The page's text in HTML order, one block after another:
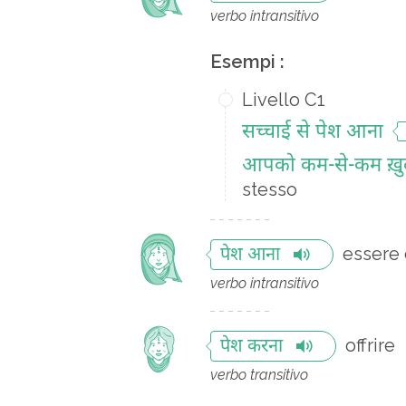
verbo intransitivo
Esempi :
Livello C1
सच्चाई से पेश आना
आपको कम-से-कम ख़ुद
stesso
पेश आना essere
verbo intransitivo
पेश करना offrire
verbo transitivo